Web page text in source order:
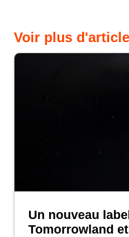
Voir plus
Un nouveau
Tomorrowland